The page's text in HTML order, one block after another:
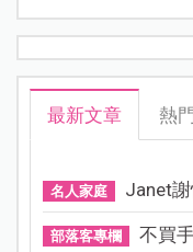
最新文章 熱
名人家庭 Janet
部落客專欄 不買